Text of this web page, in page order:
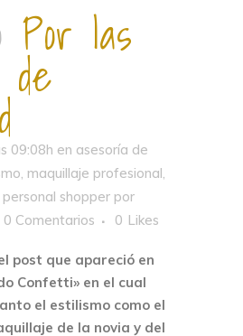
Por las
09:08h en asesoría de
, maquillaje profesional,
personal shopper por
0 Comentarios 0 Likes
post que apareció en
Confetti» en el cual
el estilismo como el
de la novia y del